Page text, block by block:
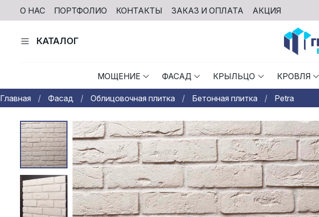
О НАС ПОРТФОЛИО КОНТАКТЫ ЗАКАЗ И ОПЛАТА АКЦИЯ
КАТАЛОГ
МОЩЕНИЕ ФАСАД КРЫЛЬЦО КРОВЛЯ
Главная Фасад Облицовочная плитка Бетонная плитка Petra